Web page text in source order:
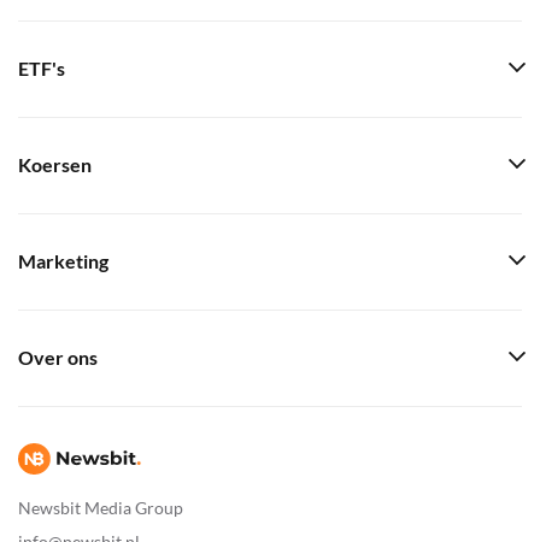
Newsbit Media Group
ETF's
Koersen
Marketing
Over ons